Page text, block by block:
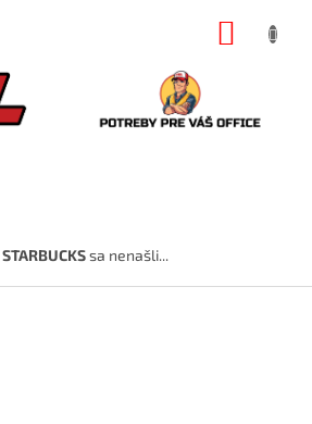
STARBUCKSsa nenašli...